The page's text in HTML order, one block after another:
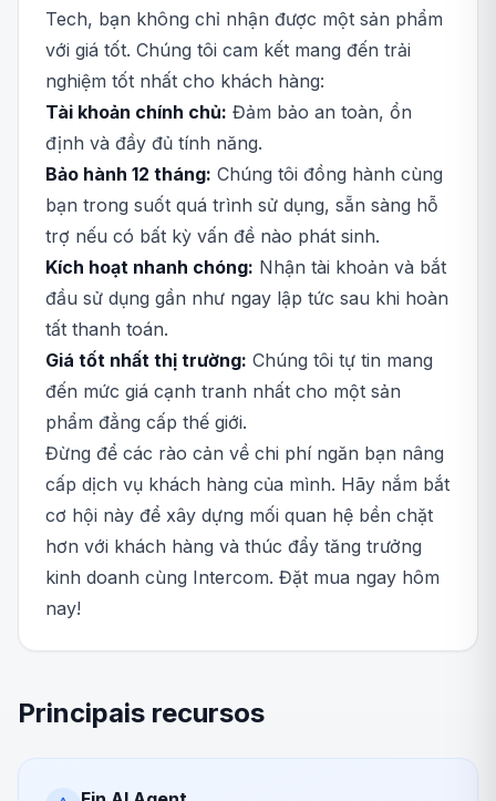
Tech, bạn không chỉ nhận được một sản phẩm
với giá tốt. Chúng tôi cam kết mang đến trải
nghiệm tốt nhất cho khách hàng:
Tài khoản chính chủ: Đảm bảo an toàn, ổn
định và đầy đủ tính năng.
Bảo hành 12 tháng: Chúng tôi đồng hành cùng
bạn trong suốt quá trình sử dụng, sẵn sàng hỗ
trợ nếu có bất kỳ vấn đề nào phát sinh.
Kích hoạt nhanh chóng: Nhận tài khoản và bắt
đầu sử dụng gần như ngay lập tức sau khi hoàn
tất thanh toán.
Giá tốt nhất thị trường: Chúng tôi tự tin mang
đến mức giá cạnh tranh nhất cho một sản
phẩm đẳng cấp thế giới.
Đừng để các rào cản về chi phí ngăn bạn nâng
cấp dịch vụ khách hàng của mình. Hãy nắm bắt
cơ hội này để xây dựng mối quan hệ bền chặt
hơn với khách hàng và thúc đẩy tăng trưởng
kinh doanh cùng Intercom. Đặt mua ngay hôm
nay!
Principais recursos